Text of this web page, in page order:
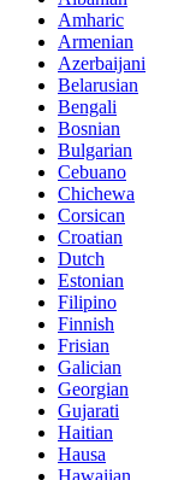
Amharic
Armenian
Azerbaijani
Belarusian
Bengali
Bosnian
Bulgarian
Cebuano
Chichewa
Corsican
Croatian
Dutch
Estonian
Filipino
Finnish
Frisian
Galician
Georgian
Gujarati
Haitian
Hausa